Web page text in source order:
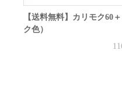
【送料無料】カリモク60
ク色）